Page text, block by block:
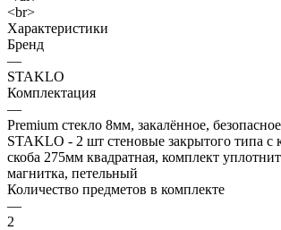
<br>
Характеристики
Бренд
—
STAKLO
Комплектация
—
Premium стекло 8мм, закалённое,
STAKLO - 2 шт стеновые закрытого типа с
скоба 275мм квадратная, комплект
магнитка, петельный
Количество предметов в комплекте
—
2